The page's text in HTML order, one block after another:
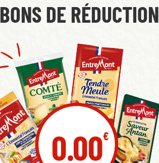
BONS DE RÉDUCTION
0.00